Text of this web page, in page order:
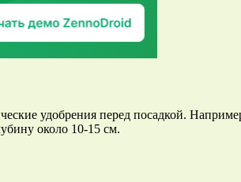
удобрения перед посадкой.
около 10-15 см.